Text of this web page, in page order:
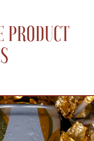
PRODUCT